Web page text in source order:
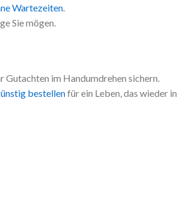
Wartezeiten.
Sie mögen.
Gutachten im Handumdrehen sichern.
bestellenfür ein Leben, das wieder in